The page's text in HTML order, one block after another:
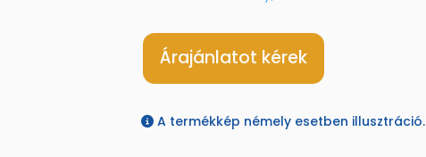
Árajánlatot kérek
A termékkép némely esetben illusztráció.